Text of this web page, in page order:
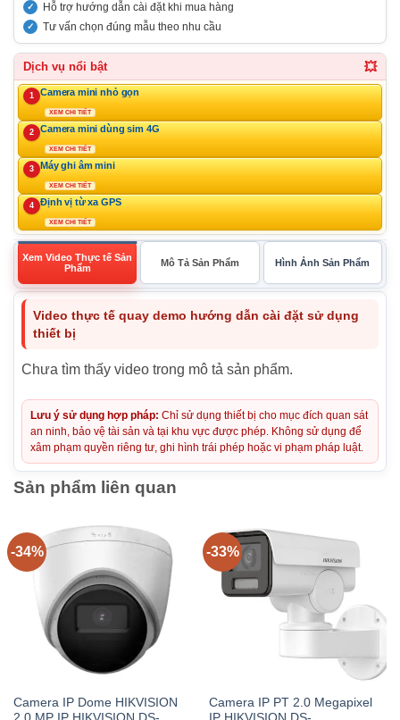
Hỗ trợ hướng dẫn cài đặt khi mua hàng
Tư vấn chọn đúng mẫu theo nhu cầu
Dịch vụ nổi bật 💥
1 Camera mini nhỏ gọn
XEM CHI TIẾT
2 Camera mini dùng sim 4G
XEM CHI TIẾT
3 Máy ghi âm mini
XEM CHI TIẾT
4 Định vị từ xa GPS
XEM CHI TIẾT
Xem Video Thực tế Sản
Phẩm
Mô Tả Sản Phẩm Hình Ảnh Sản Phẩm
Video thực tế quay demo hướng dẫn cài đặt sử dụng
thiết bị
Chưa tìm thấy video trong mô tả sản phẩm.
Lưu ý sử dụng hợp pháp: Chỉ sử dụng thiết bị cho mục đích quan sát
an ninh, bảo vệ tài sản và tại khu vực được phép. Không sử dụng để
xâm phạm quyền riêng tư, ghi hình trái phép hoặc vi phạm pháp luật.
Sản phẩm liên quan
-34%
Camera IP Dome HIKVISION
-33%
Camera IP PT 2.0 Megapixel